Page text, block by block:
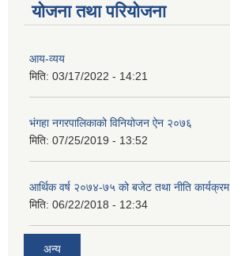
योजना तथा परियोजना
आय-व्यय
मिति: 03/17/2022 - 14:21
भंगहा नगरपालिकाको विनियोजन ऐन २०७६
मिति: 07/25/2019 - 13:52
आर्थिक वर्ष २०७४-७५ को बजेट तथा नीति कार्यक्रम
मिति: 06/22/2018 - 12:34
अन्य